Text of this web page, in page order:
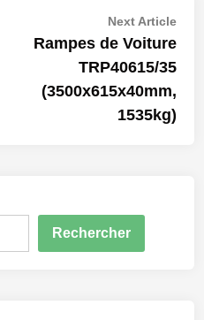
Next ArticleNext
Rampes de Voiture
TRP40615/35
(3500x615x40mm,
1535kg)
Rechercher